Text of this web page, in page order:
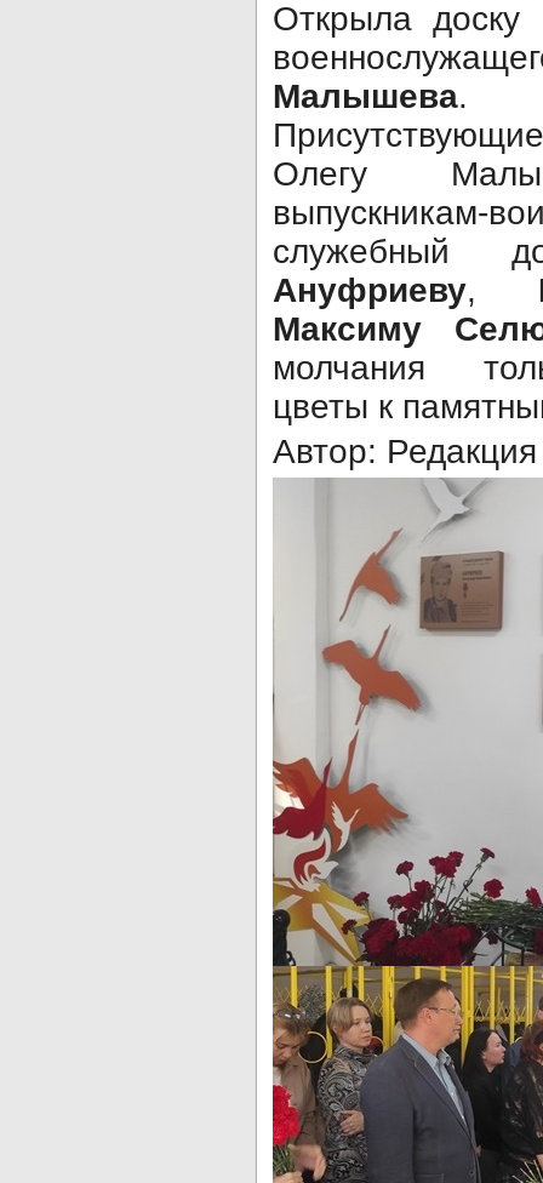
Открыла доску
Малышева.
Олегу
выпускникам-
Ануфриеву,
Максиму
молчания
цветы к
Автор: